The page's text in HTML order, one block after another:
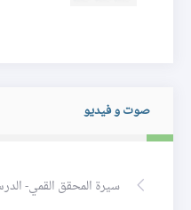
صوت و فيديو
سيرة المحقق القمي-